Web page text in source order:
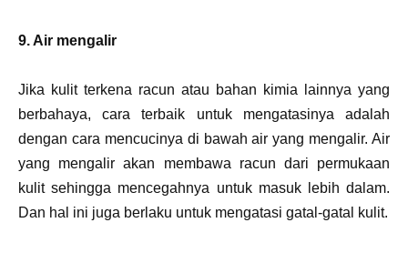
9. Air mengalir
Jika kulit terkena racun atau bahan kimia lainnya yang
berbahaya, cara terbaik untuk mengatasinya adalah
dengan cara mencucinya di bawah air yang mengalir. Air
yang mengalir akan membawa racun dari permukaan
kulit sehingga mencegahnya untuk masuk lebih dalam.
Dan hal ini juga berlaku untuk mengatasi gatal-gatal kulit.